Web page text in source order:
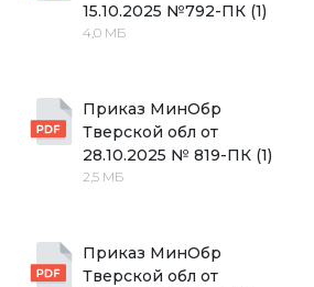
15.10.2025 №792-ПК (1)
4,0 МБ
Приказ МинОбр
Тверской обл от
28.10.2025 № 819-ПК (1)
2,5 МБ
Приказ МинОбр
Тверской обл от